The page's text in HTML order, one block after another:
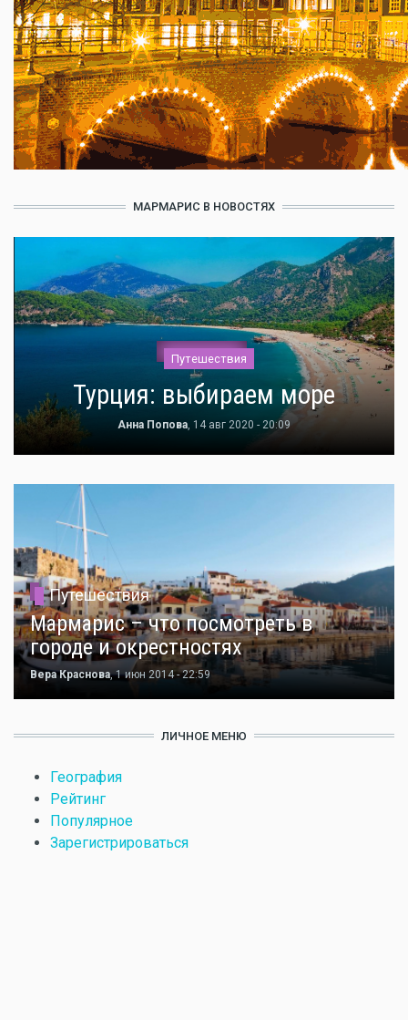
МАРМАРИС В НОВОСТЯХ
Путешествия
Турция: выбираем море
Анна Попова, 14 авг 2020 - 20:09
Путешествия
Мармарис – что посмотреть в
городе и окрестностях
Вера Краснова, 1 июн 2014 - 22:59
ЛИЧНОЕ МЕНЮ
География
Рейтинг
Популярное
Зарегистрироваться